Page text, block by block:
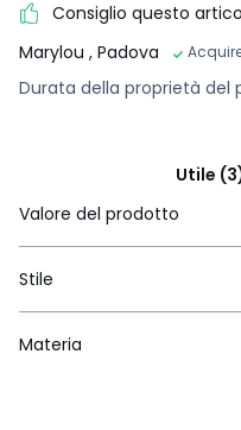
Consiglio questo
Marylou , Padova
Durata della proprietà del
Utile
Valore del prodotto
Stile
Materia